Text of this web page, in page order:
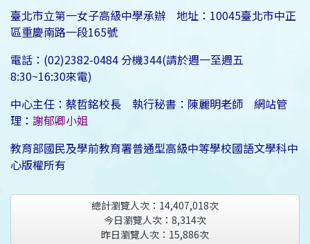
臺北市立第一女子高級中學承辦 地址：10045臺北市中正
區重慶南路一段165號
電話：(02)2382-0484 分機344(請於週一至週五
8:30~16:30來電)
中心主任：蔡哲銘校長 執行秘書：陳麗明老師 網站管
理： 謝郁卿小姐
教育部國民及學前教育署普通型高級中等學校國語文學科中
心版權所有
總計瀏覽人次： 14,407,018次
今日瀏覽人次： 8,314次
昨日瀏覽人次： 15,886次